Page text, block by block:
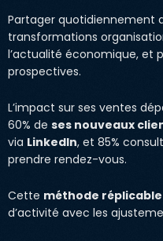
Partager quotidiennement
transformations
l’actualité économique, et
prospectives.
L’impact sur ses ventes
60% de ses nouveaux
via LinkedIn, et 85%
prendre rendez-vous.
Cette méthode réplicable
d’activité avec les